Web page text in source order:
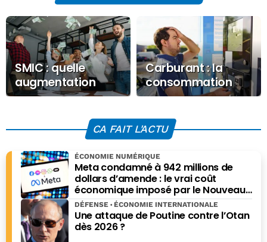
SMIC : quelle
augmentation
espérer au 1er
Carburant : la
consommation
baisse, les
fondent
CA FAIT L'ACTU
Meta condamné à 942 millions de
dollars d’amende : le vrai coût
économique imposé par le Nouveau-
Mexique
ÉCONOMIE NUMÉRIQUE
Une attaque de Poutine contre l’Otan
dès 2026 ?
DÉFENSE ÉCONOMIE INTERNATIONALE